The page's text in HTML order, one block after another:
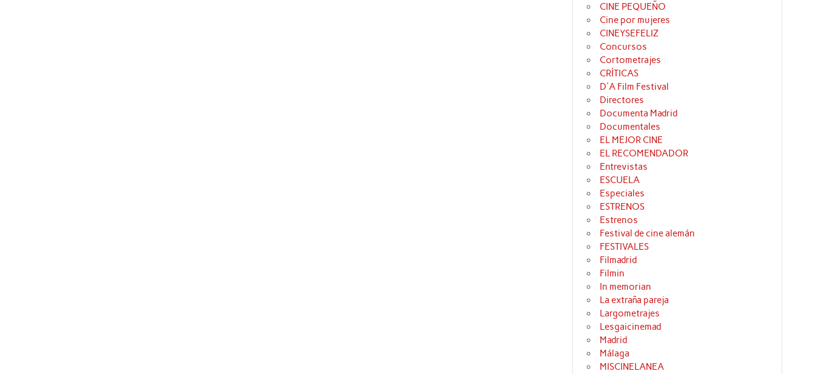
CINE PEQUEÑO
Cine por mujeres
CINEYSEFELIZ
Concursos
Cortometrajes
CRÍTICAS
D'A Film Festival
Directores
Documenta Madrid
Documentales
EL MEJOR CINE
EL RECOMENDADOR
Entrevistas
ESCUELA
Especiales
ESTRENOS
Estrenos
Festival de cine alemán
FESTIVALES
Filmadrid
Filmin
In memorian
La extraña pareja
Largometrajes
Lesgaicinemad
Madrid
Málaga
MISCINELANEA